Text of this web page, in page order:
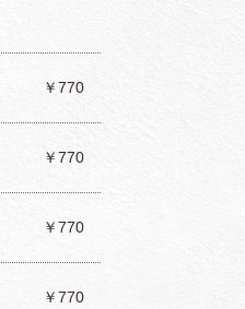
￥770
￥770
￥770
￥770